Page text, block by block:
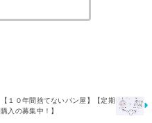
【１０年間捨てないパン屋】【定期
購入の募集中！】